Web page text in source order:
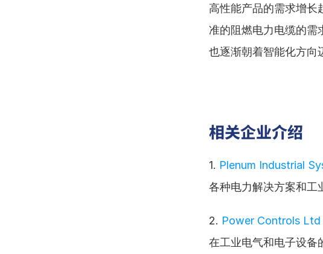
高性能产品的需求增长
准的阻燃电力电缆的需
也逐渐朝着智能化方向
相关企业介绍
1. Plenum Industrial
各种电力解决方案和工
2. Power Controls Ltd
在工业电气和电子设备